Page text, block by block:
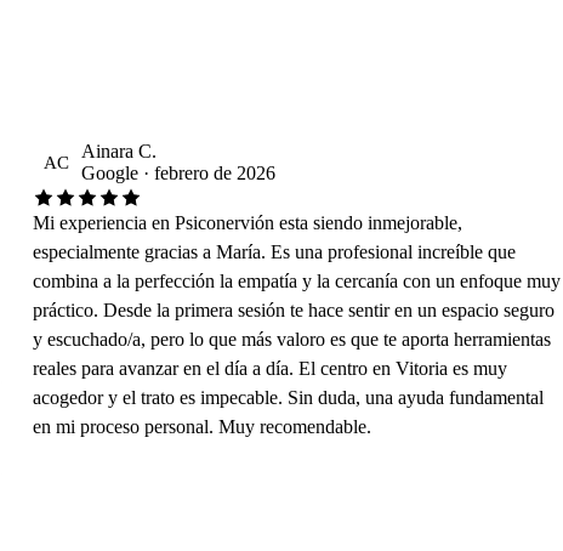
AC
Ainara C.
Google · febrero de 2026
Mi experiencia en Psiconervión esta siendo inmejorable,
especialmente gracias a María. Es una profesional increíble que
combina a la perfección la empatía y la cercanía con un enfoque muy
práctico. Desde la primera sesión te hace sentir en un espacio seguro
y escuchado/a, pero lo que más valoro es que te aporta herramientas
reales para avanzar en el día a día. El centro en Vitoria es muy
acogedor y el trato es impecable. Sin duda, una ayuda fundamental
en mi proceso personal. Muy recomendable.